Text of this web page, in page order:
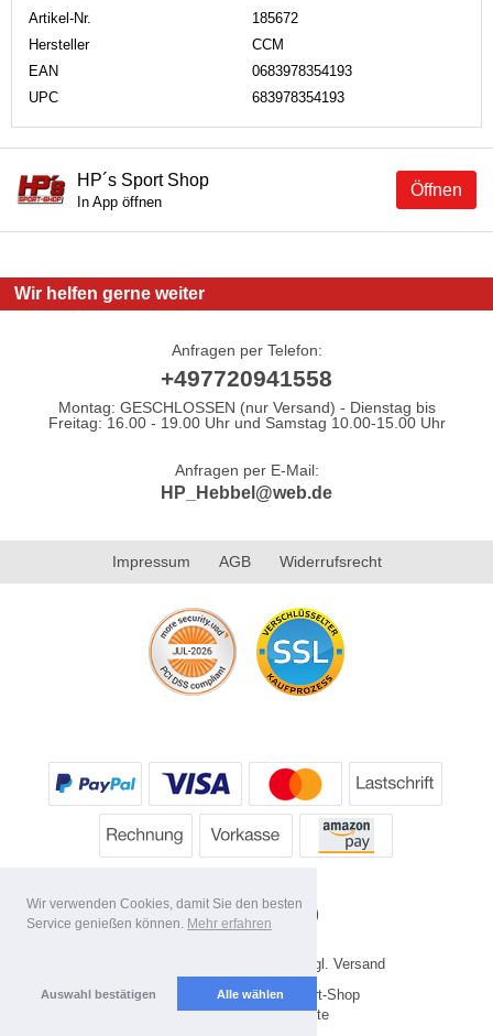
Wir verwenden Cookies, damit Sie den besten
Service genießen können. Mehr erfahren
Auswahl bestätigen Alle wählen
Artikel-Nr.
185672
Hersteller
CCM
EAN
0683978354193
UPC
683978354193
Öffnen
HP´s Sport Shop
In App öffnen
Wir helfen gerne weiter
Anfragen per Telefon:
+497720941558
Montag: GESCHLOSSEN (nur Versand) - Dienstag bis
Freitag: 16.00 - 19.00 Uhr und Samstag 10.00-15.00 Uhr
Anfragen per E-Mail:
HP_Hebbel@web.de
Impressum AGB Widerrufsrecht
* Alle Preise inkl. MwSt. evtl. zzgl. Versand
Copyright 2026 by HP's Sport-Shop
Mobile Shop by Shopgate